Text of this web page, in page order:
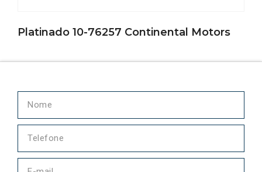
Platinado 10-76257 Continental Motors